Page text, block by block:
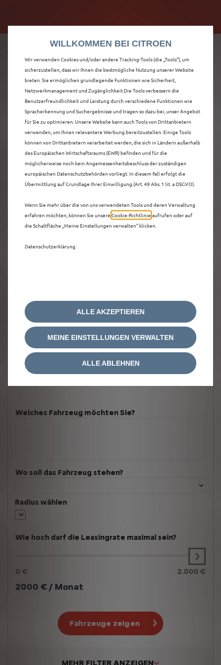
ENTDECKEN SIE ALLE
NEUER C5 AIRCROSS
NEUWAGEN IN
HANNOVER
Welches Fahrzeug möchten Sie?
Wo soll das Fahrzeug stehen?
Radius wählen
Wie hoch darf die Leasingrate maximal sein?
0 € 2.000 €
2000 € / Monat
Fahrzeuge zeigen
MEHR FILTER ANZEIGEN
WILLKOMMEN BEI CITROEN
Wir verwenden Cookies und/oder andere Tracking-Tools (die „Tools“), um
sicherzustellen, dass wir Ihnen die bestmögliche Nutzung unserer Website
bieten. Sie ermöglichen grundlegende Funktionen wie Sicherheit,
Netzwerkmanagement und Zugänglichkeit.Die Tools verbessern die
Benutzerfreundlichkeit und Leistung durch verschiedene Funktionen wie
Spracherkennung und Suchergebnisse und tragen so dazu bei, unser Angebot
für Sie zu optimieren. Unsere Website kann auch Tools von Drittanbietern
verwenden, um Ihnen relevantere Werbung bereitzustellen. Einige Tools
können von Drittanbietern verarbeitet werden, die sich in Ländern außerhalb
des Europäischen Wirtschaftsraums (EWR) befinden und für die
möglicherweise noch kein Angemessenheitsbeschluss der zuständigen
europäischen Datenschutzbehörden vorliegt. In diesem Fall erfolgt die
Übermittlung auf Grundlage Ihrer Einwilligung (Art. 49 Abs. 1 lit. a DSGVO).
Wenn Sie mehr über die von uns verwendeten Tools und deren Verwaltung
erfahren möchten, können Sie unsere Cookie‑Richtlinie aufrufen oder auf
die Schaltfläche „Meine Einstellungen verwalten“ klicken.
Datenschutzerklärung
MEINE EINSTELLUNGEN VERWALTEN
ALLE AKZEPTIEREN
ALLE ABLEHNEN